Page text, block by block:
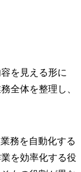
を見える形に
全体を整理し、
務を自動化する
を効率化する役